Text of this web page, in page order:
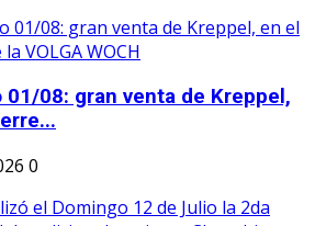
01/08: gran venta de Kreppel,
0